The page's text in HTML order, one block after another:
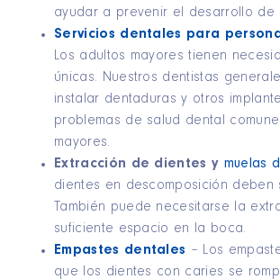
ayudar a prevenir el desarrollo de
Servicios dentales para
Los adultos mayores tienen
únicas. Nuestros dentistas
instalar dentaduras y otros
problemas de salud dental
mayores.
Extracción de dientes y muelas
dientes en descomposición deben
También puede necesitarse la
suficiente espacio en la boca.
Empastes dentales – Los
que los dientes con caries se